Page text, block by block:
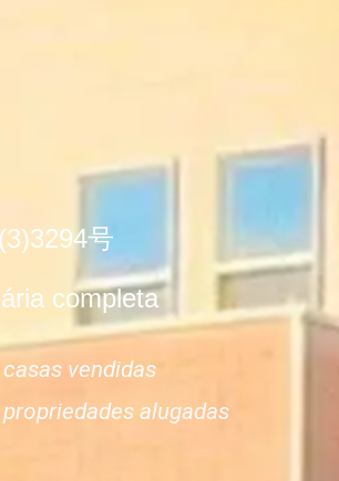
号
completa
vendidas
alugadas